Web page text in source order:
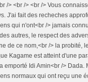
/> <br /> <br /> Vous
J'ai fait des recheches
qui n'ont<br /> jamais
autres, le respect des
de ce nom,<br /> la probité,
Kagame est atteint d'une
Idi Amin<br /> Dada.
normaux qui ont reçu une